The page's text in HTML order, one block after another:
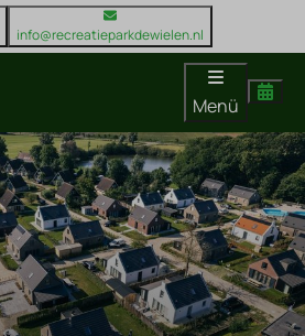
info@recreatieparkdewielen.nl
Menü